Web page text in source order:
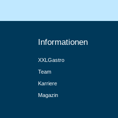
Informationen
XXLGastro
Team
Karriere
Magazin